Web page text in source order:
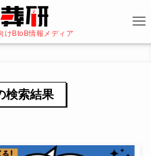
けBtoB情報メディア
検索結果